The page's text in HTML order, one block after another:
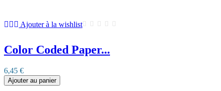
Ajouter à la wishlist
Color Coded Paper...
6,45 €
Ajouter au panier